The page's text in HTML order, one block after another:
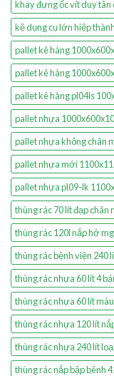
khay đựng ốc vít duy tân
kệ dụng cụ lớn hiệp thành
pallet kê hàng
pallet kê hàng
pallet kê hàng pl04ls
pallet nhựa
pallet nhựa không chân
pallet nhựa mới
pallet nhựa pl09-lk
thùng rác 70 lít đạp chân
thùng rác 120l nắp hở
thùng rác bệnh viện 240
thùng rác nhựa 60 lít 4
thùng rác nhựa 60 lít
thùng rác nhựa 120 lít
thùng rác nhựa 240 lít
thùng rác nắp bập bênh